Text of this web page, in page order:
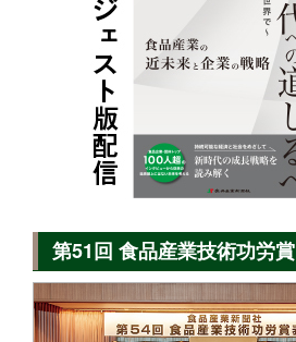
第51回 食品産業技術功労賞